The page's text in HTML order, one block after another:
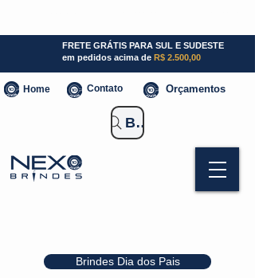
Brindes Dia dos Pais
FRETE GRÁTIS PARA SUL E SUDESTE
em pedidos acima de R$ 2.500,00
Home Contato Orçamentos
Buscar Brindes